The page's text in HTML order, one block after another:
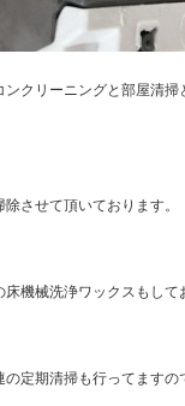
クリーニングと部屋清掃
させて頂いております。
機械洗浄ワックスもして
定期清掃も行ってますの